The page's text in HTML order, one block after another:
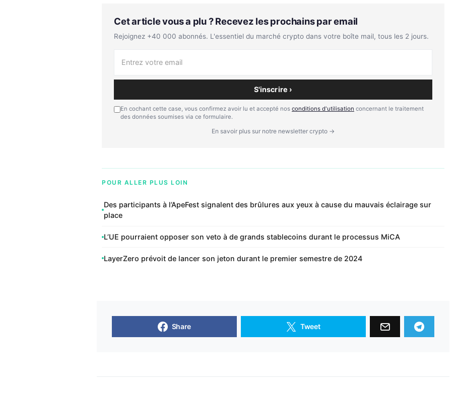
Cet article vous a plu ? Recevez les prochains par email
Rejoignez +40 000 abonnés. L'essentiel du marché crypto dans votre boîte mail, tous les 2 jours.
S'inscrire ›
En cochant cette case, vous confirmez avoir lu et accepté nos conditions d'utilisation concernant le traitement
des données soumises via ce formulaire.
En savoir plus sur notre newsletter crypto →
POUR ALLER PLUS LOIN
Des participants à l’ApeFest signalent des brûlures aux yeux à cause du mauvais éclairage sur
place
L’UE pourraient opposer son veto à de grands stablecoins durant le processus MiCA
LayerZero prévoit de lancer son jeton durant le premier semestre de 2024
Share Tweet